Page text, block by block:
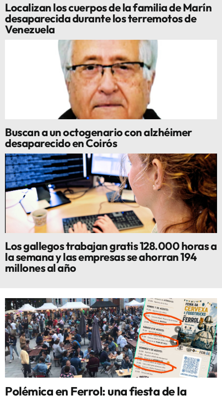
Localizan los cuerpos de la familia de Marín
desaparecida durante los terremotos de
Venezuela
Buscan a un octogenario con alzhéimer
desaparecido en Coirós
Los gallegos trabajan gratis 128.000 horas a
la semana y las empresas se ahorran 194
millones al año
Polémica en Ferrol: una fiesta de la